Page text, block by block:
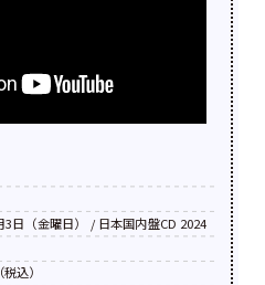
日（金曜日） / 日本国内盤CD 2024
込）